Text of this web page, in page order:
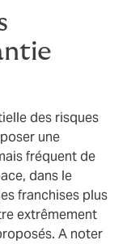
des risques
une
fréquent de
dans le
franchises plus
extrêmement
A noter